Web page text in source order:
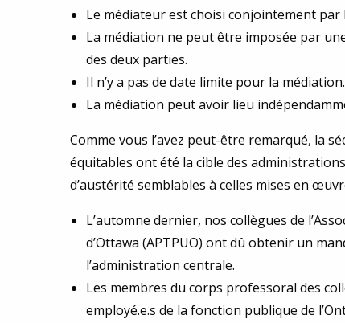
Le médiateur est choisi conjointement par
La médiation ne peut être imposée par
des deux parties.
Il n’y a pas de date limite pour la médiation.
La médiation peut avoir lieu
Comme vous l’avez peut-être remarqué, la
équitables ont été la cible des
d’austérité semblables à celles mises en
L’automne dernier, nos collègues de
d’Ottawa (APTPUO) ont dû obtenir un
l’administration centrale.
Les membres du corps professoral des
employé.e.s de la fonction publique de